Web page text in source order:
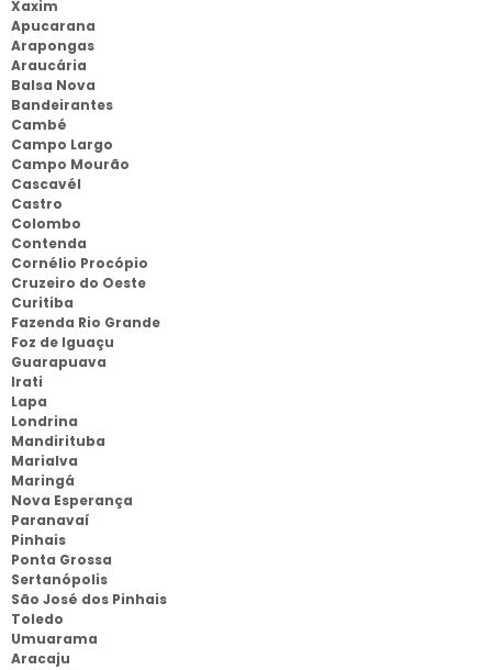
Xaxim
Apucarana
Arapongas
Araucária
Balsa Nova
Bandeirantes
Cambé
Campo Largo
Campo Mourão
Cascavél
Castro
Colombo
Contenda
Cornélio Procópio
Cruzeiro do Oeste
Curitiba
Fazenda Rio Grande
Foz de Iguaçu
Guarapuava
Irati
Lapa
Londrina
Mandirituba
Marialva
Maringá
Nova Esperança
Paranavaí
Pinhais
Ponta Grossa
Sertanópolis
São José dos Pinhais
Toledo
Umuarama
Aracaju